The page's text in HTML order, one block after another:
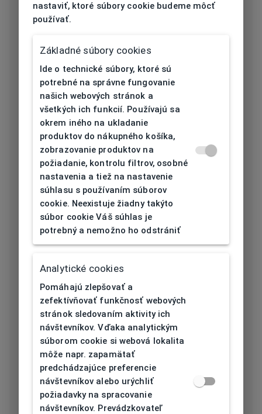
Druh rámu
Určenie Unisex
Typ rámu Celoobruba
Materiál rámu Ultem
Farba rámu Havana, Hnedá
Tvar rámu
Obdĺžnikový,
Štvorcový
Šírka očnice
[mm]
52
Šírka nosníka
[mm]
Výška očnice
[mm]
Dĺžka stranice
[mm]
139
Typ nosníka
Prehnutie
očnice [báza]
5
nastaviť, ktoré súbory cookie budeme môcť
používať.
Základné súbory cookies
Ide o technické súbory, ktoré sú
potrebné na správne fungovanie
našich webových stránok a
všetkých ich funkcií. Používajú sa
okrem iného na ukladanie
produktov do nákupného košíka,
zobrazovanie produktov na
požiadanie, kontrolu filtrov, osobné
nastavenia a tiež na nastavenie
súhlasu s používaním súborov
cookie. Neexistuje žiadny takýto
súbor cookie Váš súhlas je
potrebný a nemožno ho odstrániť
Analytické cookies
Pomáhajú zlepšovať a
zefektívňovať funkčnosť webových
stránok sledovaním aktivity ich
návštevníkov. Vďaka analytickým
súborom cookie si webová lokalita
môže napr. zapamätať
predchádzajúce preferencie
návštevníkov alebo urýchliť
požiadavky na spracovanie
návštevníkov. Prevádzkovateľ